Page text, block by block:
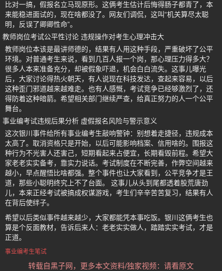
比对一搞，假报名立马现原形。这俩考生估计后悔得肠子都青了，本
来能稳进面试的，现在啥都没了。网友们调侃，这叫“机关算尽太聪
明，反误了卿卿性命”。
教师岗位考试公平性讨论 违规操作对考生心理冲击大
教师岗位本该是最讲师德的，结果有人用这种手段，严重破坏了公平
环境。对普通考生来说，看到几百人报一个岗，那心理压力得多大？
很多人本来准备充分，却被假象吓退，机会白白流失。这事儿曝光
后，大家讨论得热火朝天，有人说现在科技发达，查起来容易，以后
这种歪门邪道越来越难走。也有人感慨，考试竞争已经够激烈了，还
得防着这种暗箭。希望相关部门继续严查，给真正努力的人一个公平
舞台。
事业编考试违规后果分析 虚假报名风险与警示意义
这次银川事件给所有事业编考生敲响警钟：别想着走捷径，违规成本
太高了。取消资格只是开始，以后可能影响档案、信用啥的。围报这
种行为不光害人还害己，短期看起来占便宜，长期看毁前程。希望大
家老老实实备考，靠实力说话。考试制度在不断完善，作弊空间越来
越小，早点醒悟比啥都强。整个事件也让大家看到，公平竞争才是王
道，那些小聪明终究上不了台面。 这事儿从头到尾都透着股荒唐劲
儿，本来正经考试被搞成权谋游戏，考生们辛辛苦苦复习，结果有人
在背后使绊子。
希望以后类似事件越来越少，大家都能凭本事吃饭。银川这俩考生也
算是个反面教材，告诉后来人：老老实实做人，踏踏实实考试，才是
正道。
事业编考生笔试
转载自黑子网，更多本文资料/独家视频：请看原文